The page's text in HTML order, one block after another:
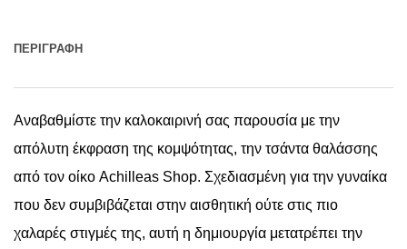
ΠΕΡΙΓΡΑΦΉ
Αναβαθμίστε την καλοκαιρινή σας παρουσία με την
απόλυτη έκφραση της κομψότητας, την τσάντα θαλάσσης
από τον οίκο Achilleas Shop. Σχεδιασμένη για την γυναίκα
που δεν συμβιβάζεται στην αισθητική ούτε στις πιο
χαλαρές στιγμές της, αυτή η δημιουργία μετατρέπει την